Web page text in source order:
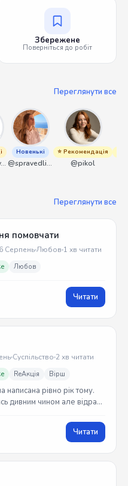
Збережене
Поверніться до робіт
Переглянути все
@george_y_lawlett
Новенькі
@spravedliwa
⭐ Рекомендація
@pikol
Переглянути все
помовчати
СерпеньЛюбов 1 хв читати
Любов
Читати
Суспільство 2 хв читати
ReАкція Вірш
рівно рік тому.
дивним чином але відразу
Читати